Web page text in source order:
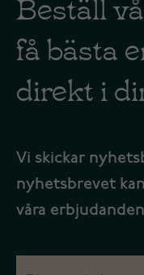
få bästa
direkt i
Vi skickar
nyhetsbrevet
våra